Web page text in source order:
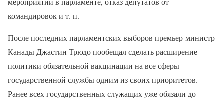
командировок и т. п.
После последних парламентских выборов премьер-министр
Канады Джастин Трюдо пообещал сделать расширение
политики обязательной вакцинации на все сферы
государственной службы одним из своих приоритетов.
Ранее всех государственных служащих уже обязали до